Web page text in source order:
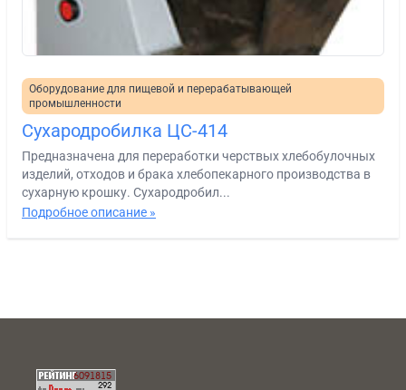
Оборудование для пищевой и перерабатывающей
промышленности
Сухародробилка ЦС-414
Предназначена для переработки черствых хлебобулочных
изделий, отходов и брака хлебопекарного производства в
сухарную крошку. Сухародробил...
Подробное описание »